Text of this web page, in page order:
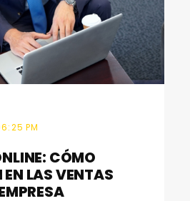
PM
CÓMO
LAS VENTAS